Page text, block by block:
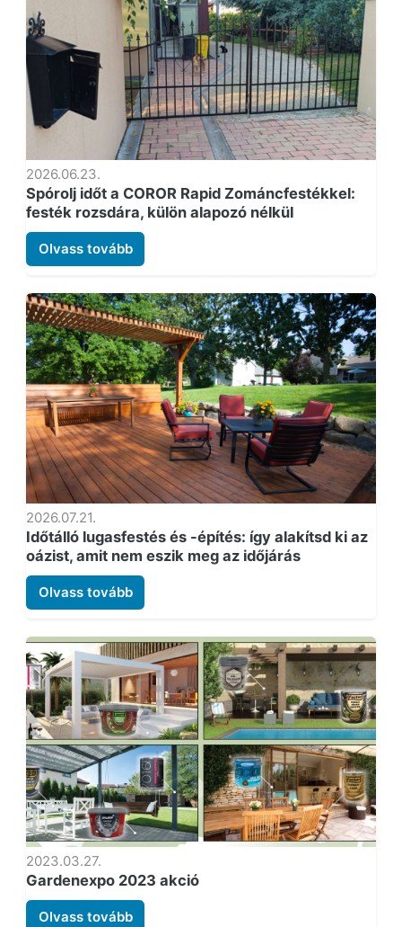
2026.06.23.
Spórolj időt a COROR Rapid Zománcfestékkel:
festék rozsdára, külön alapozó nélkül
Olvass tovább
2026.07.21.
Időtálló lugasfestés és -építés: így alakítsd ki az
oázist, amit nem eszik meg az időjárás
Olvass tovább
2023.03.27.
Gardenexpo 2023 akció
Olvass tovább